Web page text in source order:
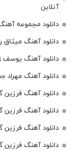
آنلاین
دانلود مجموعه
دانلود آهنگ میثاق
دانلود آهنگ یوسف
دانلود آهنگ
دانلود آهنگ فرزین
دانلود آهنگ فرزین
دانلود آهنگ فرزین
دانلود آهنگ فرزین